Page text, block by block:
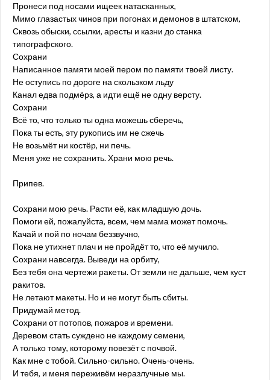
Пронеси под носами ищеек натасканных,
Мимо глазастых чинов при погонах и демонов в штатском,
Сквозь обыски, ссылки, аресты и казни до станка
типографского.
Сохрани
Написанное памяти моей пером по памяти твоей листу.
Не оступись по дороге на скользком льду
Канал едва подмёрз, а идти ещё не одну версту.
Сохрани
Всё то, что только ты одна можешь сберечь,
Пока ты есть, эту рукопись им не сжечь
Не возьмёт ни костёр, ни печь.
Меня уже не сохранить. Храни мою речь.
Припев.
Сохрани мою речь. Расти её, как младшую дочь.
Помоги ей, пожалуйста, всем, чем мама может помочь.
Качай и пой по ночам беззвучно,
Пока не утихнет плач и не пройдёт то, что её мучило.
Сохрани навсегда. Выведи на орбиту,
Без тебя она чертежи ракеты. От земли не дальше, чем куст
ракитов.
Не летают макеты. Но и не могут быть сбиты.
Придумай метод.
Сохрани от потопов, пожаров и времени.
Деревом стать суждено не каждому семени,
А только тому, которому повезёт с почвой.
Как мне с тобой. Сильно-сильно. Очень-очень.
И тебя, и меня переживём неразлучные мы.